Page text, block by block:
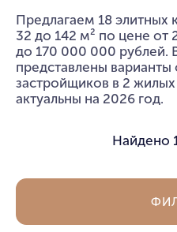
Предлагаем 18 элитных
32 до 142 м² по цене от
до 170 000 000 рублей.
представлены
застройщиков в 2
актуальны на 2026 год.
Найдено